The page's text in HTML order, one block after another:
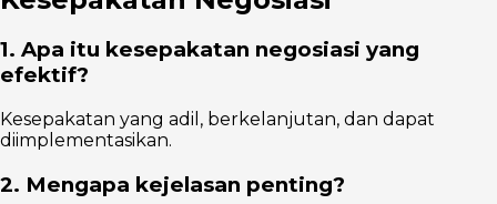
1. Apa itu kesepakatan negosiasi yang
efektif?
Kesepakatan yang adil, berkelanjutan, dan dapat
diimplementasikan.
2. Mengapa kejelasan penting?